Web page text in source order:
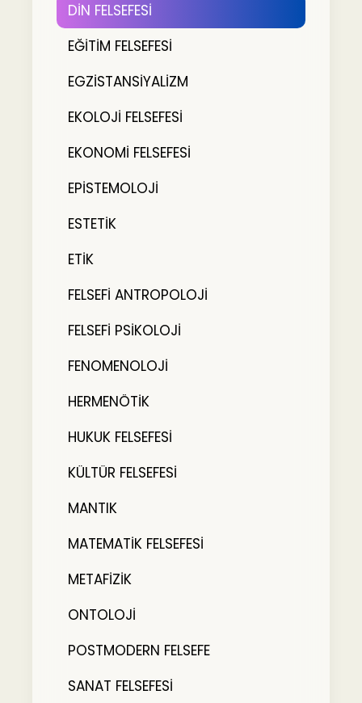
DİN FELSEFESİ
EĞİTİM FELSEFESİ
EGZİSTANSİYALİZM
EKOLOJİ FELSEFESİ
EKONOMİ FELSEFESİ
EPİSTEMOLOJİ
ESTETİK
ETİK
FELSEFİ ANTROPOLOJİ
FELSEFİ PSİKOLOJİ
FENOMENOLOJİ
HERMENÖTİK
HUKUK FELSEFESİ
KÜLTÜR FELSEFESİ
MANTIK
MATEMATİK FELSEFESİ
METAFİZİK
ONTOLOJİ
POSTMODERN FELSEFE
SANAT FELSEFESİ